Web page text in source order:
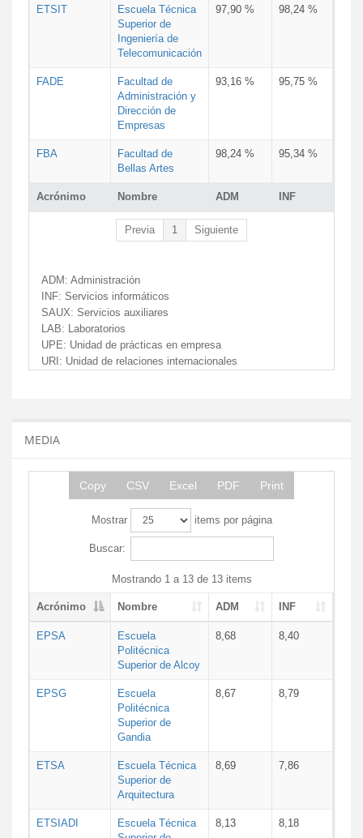
Acrónimo Nombre ADM INF
ETSIT
Escuela Técnica
Superior de
Ingeniería de
Telecomunicación
97,90 % 98,24 %
FADE
Facultad de
Administración y
Dirección de
Empresas
93,16 % 95,75 %
FBA
Facultad de
Bellas Artes
98,24 % 95,34 %
Previa 1 Siguiente
ADM: Administración
INF: Servicios informáticos
SAUX: Servicios auxiliares
LAB: Laboratorios
UPE: Unidad de prácticas en empresa
URI: Unidad de relaciones internacionales
MEDIA
Copy CSV Excel PDF Print
Mostrar items por página
Buscar:
Mostrando 1 a 13 de 13 items
Acrónimo Nombre ADM INF
EPSA
Escuela
Politécnica
Superior de Alcoy
8,68 8,40
EPSG
Escuela
Politécnica
Superior de
Gandia
8,67 8,79
ETSA
Escuela Técnica
Superior de
Arquitectura
8,69 7,86
ETSIADI
Escuela Técnica
8,13 8,18